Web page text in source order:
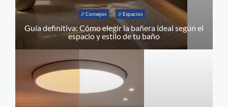
// Consejos // Espacios
Guía definitiva: Cómo elegir la bañera ideal según el
espacio y estilo de tu baño